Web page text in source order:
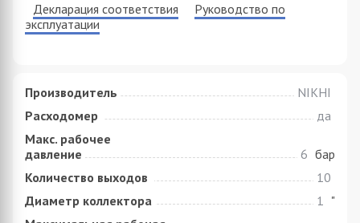
Декларация соответствия
Руководство по
эксплуатации
Производитель
NIKHI
Расходомер
да
Макс. рабочее
давление
6 бар
Количество выходов
10
Диаметр коллектора
1 "